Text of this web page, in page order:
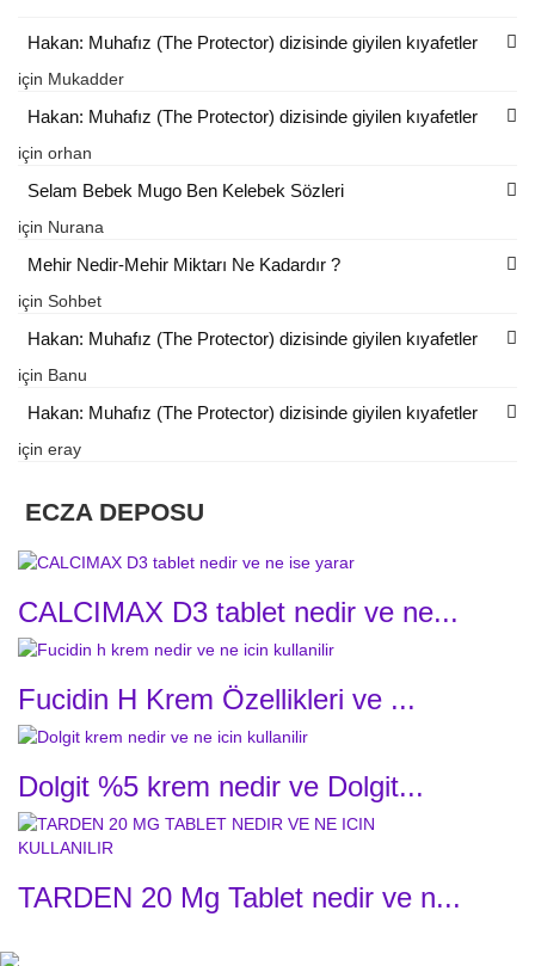
Hakan: Muhafız (The Protector) dizisinde giyilen kıyafetler
için Mukadder
Hakan: Muhafız (The Protector) dizisinde giyilen kıyafetler
için orhan
Selam Bebek Mugo Ben Kelebek Sözleri
için Nurana
Mehir Nedir-Mehir Miktarı Ne Kadardır ?
için Sohbet
Hakan: Muhafız (The Protector) dizisinde giyilen kıyafetler
için Banu
Hakan: Muhafız (The Protector) dizisinde giyilen kıyafetler
için eray
ECZA DEPOSU
CALCIMAX D3 tablet nedir ve ne...
Fucidin H Krem Özellikleri ve ...
Dolgit %5 krem nedir ve Dolgit...
TARDEN 20 Mg Tablet nedir ve n...